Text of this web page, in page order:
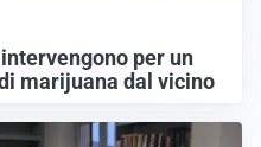
per un
marijuana dal vicino